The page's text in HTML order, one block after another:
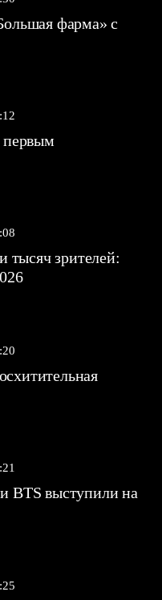
фарма» с
первым
тысяч зрителей:
BTS выступили на